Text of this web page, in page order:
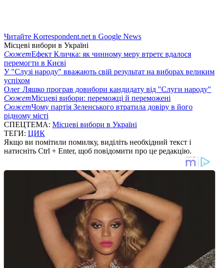
Читайте Korrespondent.net в Google News
Місцеві вибори в Україні
СюжетЕфект Кличка: як чинному меру втретє вдалося
перемогти в Києві
У "Слузі народу" вважають свій результат на виборах великим
успіхом
Олег Ляшко програв довибори кандидату від "Слуги народу"
СюжетМісцеві вибори: переможці й переможені
СюжетЧому партія Зеленського втратила довіру в його
рідному місті
СПЕЦТЕМА: Місцеві вибори в Україні
ТЕГИ: ЦИК
Якщо ви помітили помилку, виділіть необхідний текст і
натисніть Ctrl + Enter, щоб повідомити про це редакцію.